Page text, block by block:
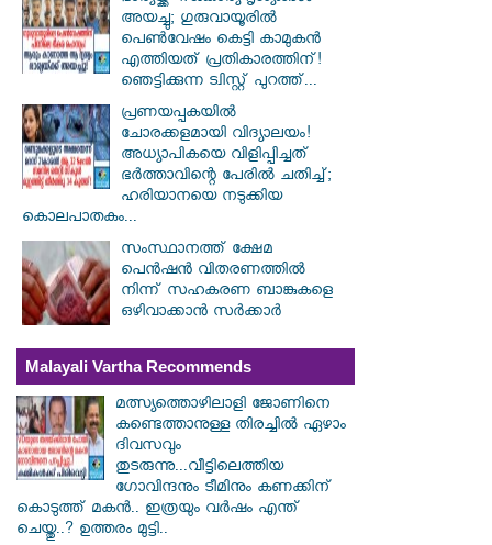
അയച്ചു; ഗുരുവായൂരിൽ
പെൺവേഷം കെട്ടി കാമുകൻ
എത്തിയത് പ്രതികാരത്തിന്!
ഞെട്ടിക്കുന്ന ട്വിസ്റ്റ് പുറത്ത്...
പ്രണയപ്പകയിൽ
ചോരക്കളമായി വിദ്യാലയം!
അധ്യാപികയെ വിളിപ്പിച്ചത്
ഭർത്താവിന്റെ പേരിൽ ചതിച്ച്;
ഹരിയാനയെ നടുക്കിയ
കൊലപാതകം...
സംസ്ഥാനത്ത് ക്ഷേമ
പെൻഷൻ വിതരണത്തിൽ
നിന്ന് സഹകരണ ബാങ്കുകളെ
ഒഴിവാക്കാൻ സർക്കാർ
Malayali Vartha Recommends
മത്സ്യത്തൊഴിലാളി ജോണിനെ
കണ്ടെത്താനുള്ള തിരച്ചിൽ ഏഴാം
ദിവസവും
തുടരുന്നു...വീട്ടിലെത്തിയ
ഗോവിന്ദനും ടീമിനും കണക്കിന്
കൊടുത്ത് മകൻ.. ഇത്രയും വർഷം എന്ത്
ചെയ്തു..? ഉത്തരം മുട്ടി..